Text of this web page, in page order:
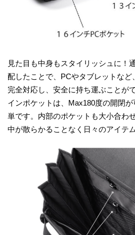
見た目も中身もスタイリッシュに！
配したことで、PCやタブレットなど
完全対応し、安全に持ち運ぶことが
インポケットは、Max180度の開閉
単です。内部のポケットも大小合わ
中が散らかることなく日々のアイテ